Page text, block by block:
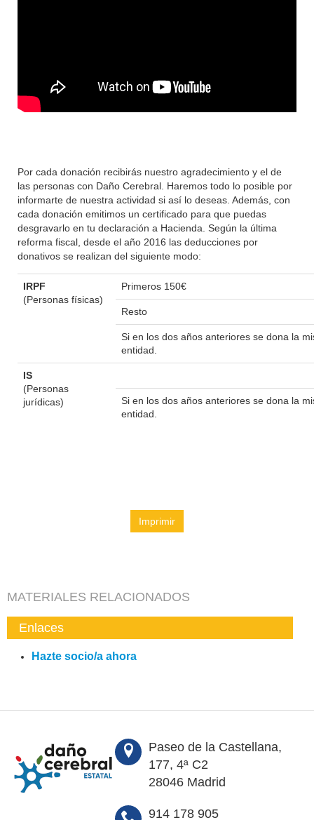
Por cada donación recibirás nuestro agradecimiento y el de
las personas con Daño Cerebral. Haremos todo lo posible por
informarte de nuestra actividad si así lo deseas. Además, con
cada donación emitimos un certificado para que puedas
desgravarlo en tu declaración a Hacienda. Según la última
reforma fiscal, desde el año 2016 las deducciones por
donativos se realizan del siguiente modo:
IRPF
(Personas físicas)
Primeros 150€
Resto
Si en los dos años anteriores se dona la
entidad.
IS
(Personas
jurídicas)
Si en los dos años anteriores se dona la
entidad.
Imprimir
MATERIALES RELACIONADOS
Enlaces
Hazte socio/a ahora
Paseo de la Castellana,
177, 4ª C2
28046 Madrid
914 178 905